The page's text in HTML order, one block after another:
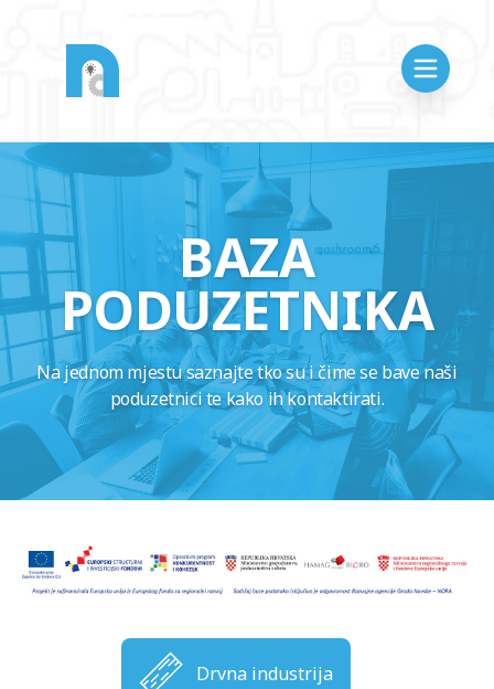
BAZA
PODUZETNIKA
Na jednom mjestu saznajte tko su i čime se bave naši
poduzetnici te kako ih kontaktirati.
Drvna industrija